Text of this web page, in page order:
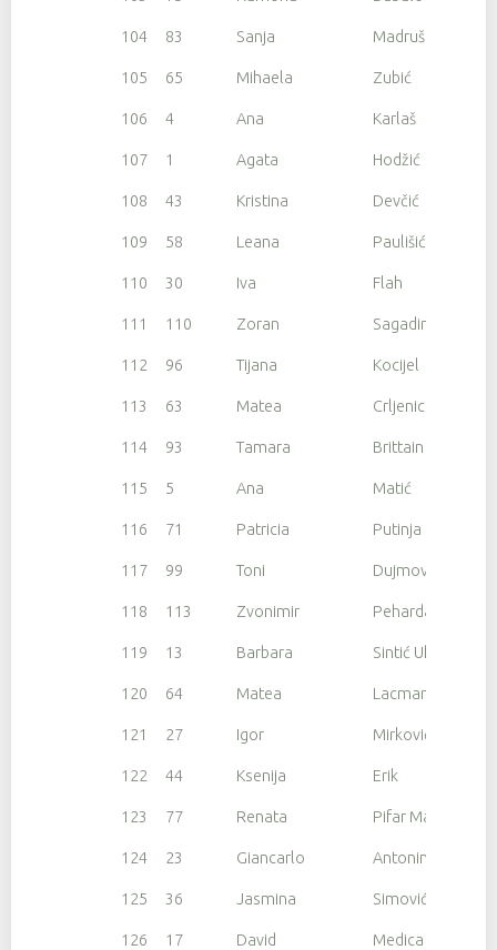
104 83 Sanja Madruša
105 65 Mihaela Zubić
106 4 Ana Karlaš
107 1 Agata Hodžić
108 43 Kristina Devčić
109 58 Leana Paulišić
110 30 Iva Flah
111 110 Zoran Sagadin
112 96 Tijana Kocijel
113 63 Matea Crljenica
114 93 Tamara Brittain
115 5 Ana Matić
116 71 Patricia Putinja
117 99 Toni Dujmović
118 113 Zvonimir Peharda
119 13 Barbara Sintić Uhač
120 64 Matea Lacmanovic
121 27 Igor Mirković
122 44 Ksenija Erik
123 77 Renata Pifar Macuka
124 23 Giancarlo Antonini
125 36 Jasmina Simović Medica
126 17 David Medica